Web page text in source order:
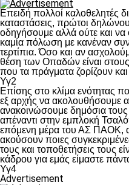
Επειδή πολλοί καλοθελητές
καταστάσεις, πρώτοι
οδηγήσουμε αλλά ούτε και να
καμία πόλωση με κανέναν
τερτίπια. Όσο και αν
θέση των Οπαδών είναι
που τα πράγματα ζορίζουν
Υγ2
Επίσης στο κλίμα ενότητας
εξ αρχής να ακολουθήσουμε
ανακοινώσουμε δημόσια
απέναντι στην εμπλοκή
επόμενη μέρα του ΑΣ ΠΑΟΚ,
ακούσουν ποιες
τους και τοποθετήσεις τους
κάδρου για εμάς είμαστε
Υγ4
Advertisement